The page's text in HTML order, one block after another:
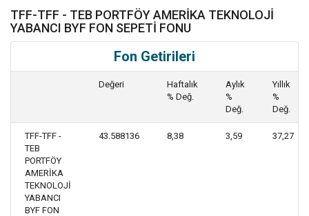
TFF-TFF - TEB PORTFÖY AMERİKA TEKNOLOJİ
YABANCI BYF FON SEPETİ FONU
Fon Getirileri
Değeri
Haftalık
% Değ.
Aylık
%
Değ.
Yıllık
%
Değ.
TFF-TFF -
TEB
PORTFÖY
AMERİKA
TEKNOLOJİ
YABANCI
BYF FON
43.588136 8,38 3,59 37,27